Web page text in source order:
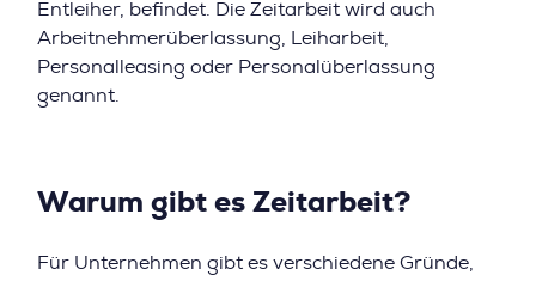
Entleiher, befindet. Die Zeitarbeit wird auch
Arbeitnehmerüberlassung, Leiharbeit,
Personalleasing oder Personalüberlassung
genannt.
Warum gibt es Zeitarbeit?
Für Unternehmen gibt es verschiedene Gründe,